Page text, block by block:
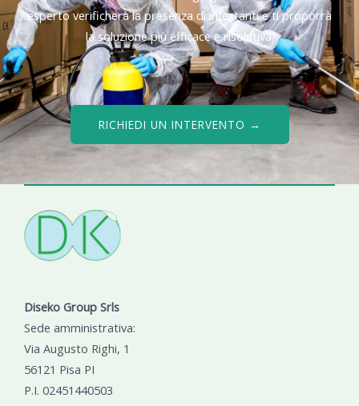
esperto verificherà la presenza di infestanti e ti proporrà
la soluzione più efficace e risolutiva.
RICHIEDI UN INTERVENTO →
Diseko Group Srls
Sede amministrativa:
Via Augusto Righi, 1
56121 Pisa PI
P.I. 02451440503